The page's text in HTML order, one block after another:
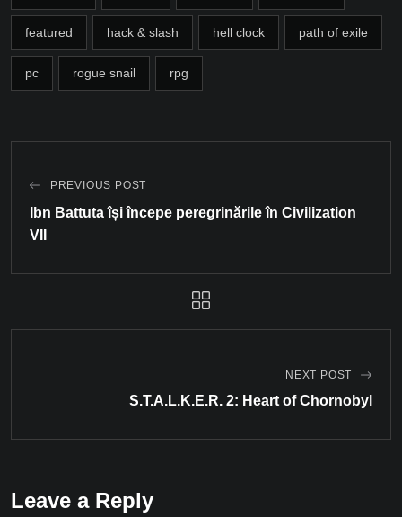
featured hack & slash hell clock path of exile
pc rogue snail rpg
PREVIOUS POST
Ibn Battuta își începe peregrinările în Civilization
VII
NEXT POST
S.T.A.L.K.E.R. 2: Heart of Chornobyl
Leave a Reply